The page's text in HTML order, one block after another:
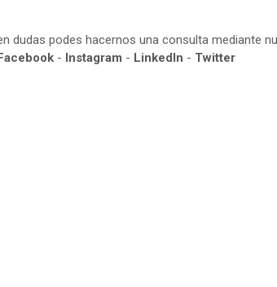
dudas podes hacernos una consulta mediante
- Instagram - LinkedIn - Twitter